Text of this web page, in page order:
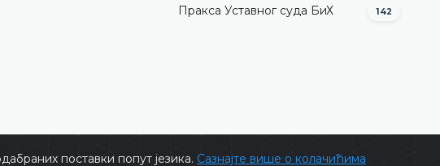
поставки попут језика. Сазнајте више о колачићима
Пракса Уставног суда БиХ 142